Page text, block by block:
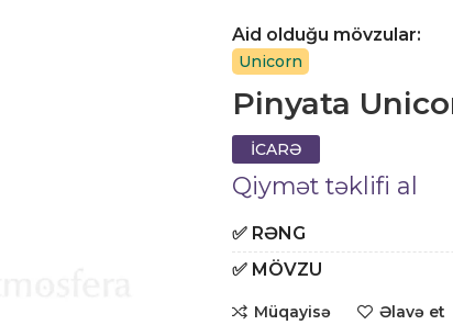
Aid olduğu mövzular:
Unicorn
Pinyata
İCARƏ
Qiymət təklifi al
✅ RƏNG
✅ MÖVZU
Müqayisə Əlavə et